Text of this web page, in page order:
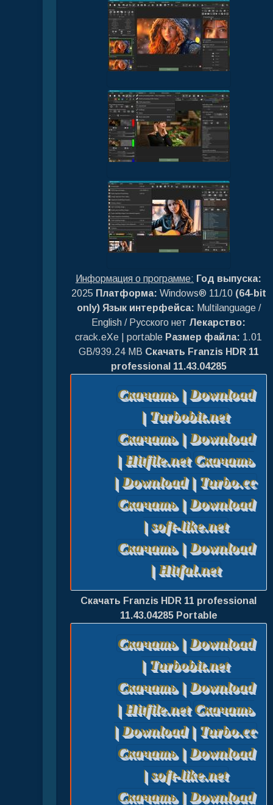
Информация о программе: Год выпуска:
2025 Платформа: Windows® 11/10 (64-bit
only) Язык интерфейса: Multilanguage /
English / Русского нет Лекарство:
crack.eXe | portable Размер файла: 1.01
GB/939.24 MB Скачать Franzis HDR 11
professional 11.43.04285
Скачать | Download
| Turbobit.net
Скачать | Download
| Hitfile.net Скачать
| Download | Turbo.cc
Скачать | Download
| soft-like.net
Скачать | Download
| Hitfal.net
Скачать Franzis HDR 11 professional
11.43.04285 Portable
Скачать | Download
| Turbobit.net
Скачать | Download
| Hitfile.net Скачать
| Download | Turbo.cc
Скачать | Download
| soft-like.net
Скачать | Download